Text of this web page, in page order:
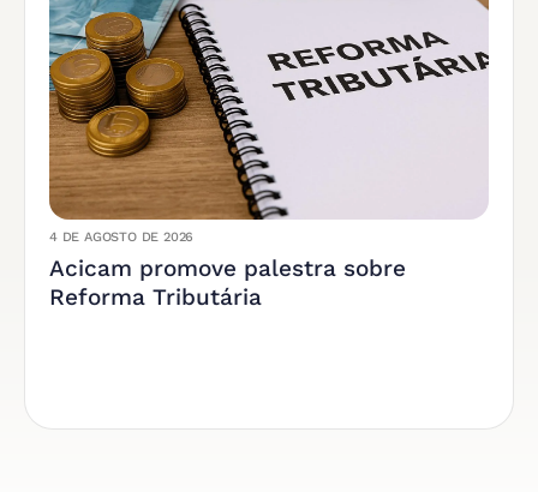
4 DE AGOSTO DE 2026
Acicam promove palestra sobre
Reforma Tributária